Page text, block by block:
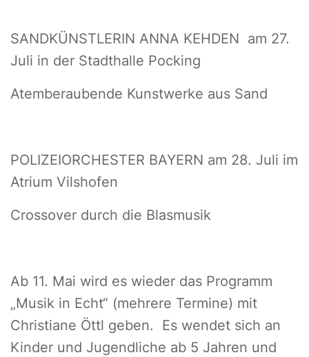
SANDKÜNSTLERIN ANNA KEHDEN am 27.
Juli in der Stadthalle Pocking
Atemberaubende Kunstwerke aus Sand
POLIZEIORCHESTER BAYERN am 28. Juli im
Atrium Vilshofen
Crossover durch die Blasmusik
Ab 11. Mai wird es wieder das Programm
„Musik in Echt“ (mehrere Termine) mit
Christiane Öttl geben. Es wendet sich an
Kinder und Jugendliche ab 5 Jahren und